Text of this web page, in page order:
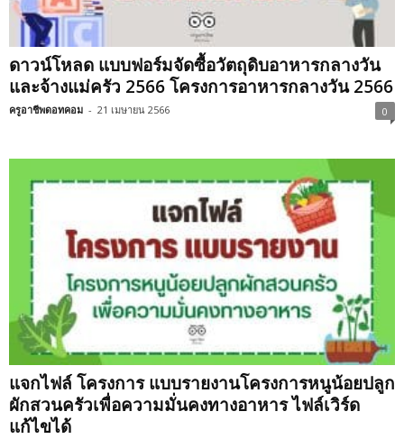
ดาวน์โหลด แบบฟอร์มจัดซื้อวัตถุดิบอาหารกลางวัน
และจ้างแม่ครัว 2566 โครงการอาหารกลางวัน 2566
ครูอาชีพดอทคอม - 21 เมษายน 2566 0
แจกไฟล์ โครงการ แบบรายงานโครงการหนูน้อยปลูก
ผักสวนครัวเพื่อความมั่นคงทางอาหาร ไฟล์เวิร์ด
แก้ไขได้